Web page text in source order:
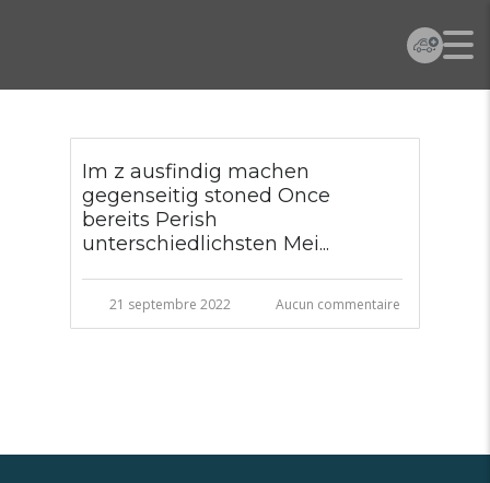
Im z ausfindig machen
gegenseitig stoned Once
bereits Perish
unterschiedlichsten Mei...
21 septembre 2022 Aucun commentaire